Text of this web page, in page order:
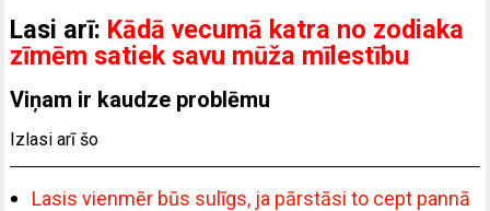
Lasi arī: Kādā vecumā katra no zodiaka
zīmēm satiek savu mūža mīlestību
Viņam ir kaudze problēmu
Izlasi arī šo
Lasis vienmēr būs sulīgs, ja pārstāsi to cept pannā